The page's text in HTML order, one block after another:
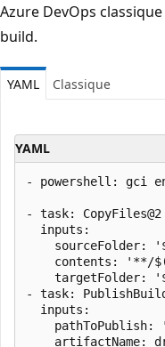
Azure DevOps
build.
YAML Classique
YAML
- powershell: gci
- task: CopyFiles@2
  inputs:
sourceFolder:
contents: '**/
targetFolder:
- task:
  inputs:
pathToPublish: